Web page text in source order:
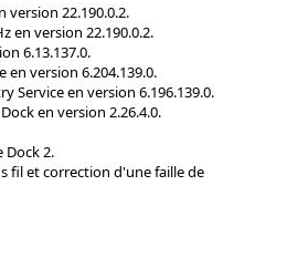
22.190.0.2.
en version 22.190.0.2.
6.13.137.0.
version 6.204.139.0.
Service en version 6.196.139.0.
en version 2.26.4.0.
Dock 2.
fil et correction d'une faille de